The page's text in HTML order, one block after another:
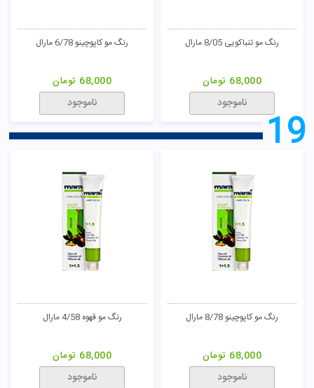
رنگ مو تنباکویی 8/05 مارال
68,000 تومان
ناموجود
رنگ مو کاپوچینو 6/78 مارال
68,000 تومان
ناموجود
19
رنگ مو کاپوچینو 8/78 مارال
68,000 تومان
ناموجود
رنگ مو قهوه 4/58 مارال
68,000 تومان
ناموجود